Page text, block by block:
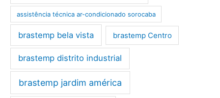
assistência técnica ar-condicionado sorocaba
brastemp bela vista brastemp Centro
brastemp distrito industrial
brastemp jardim américa